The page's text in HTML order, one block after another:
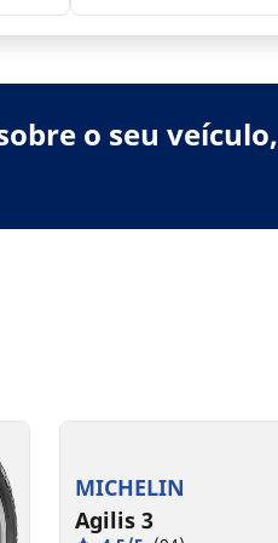
o seu
MICHELIN
Agilis 3